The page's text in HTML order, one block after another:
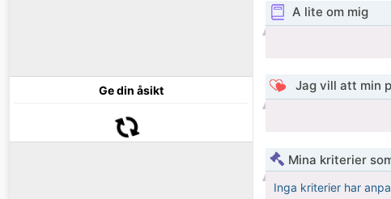
Ge din åsikt
A lite om mig
Jag vill att min
Mina kriterier
Inga kriterier har